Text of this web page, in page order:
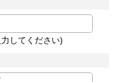
してください)